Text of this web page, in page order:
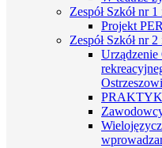
Zespół Szkół nr
Projekt
Zespół Szkół nr
Urządzenie